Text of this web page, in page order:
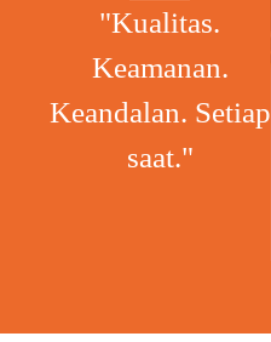
"Kualitas.
Keamanan.
Keandalan. Setiap
saat."